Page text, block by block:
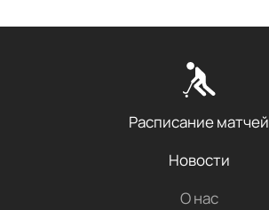
Расписание матчей
Новости
О нас